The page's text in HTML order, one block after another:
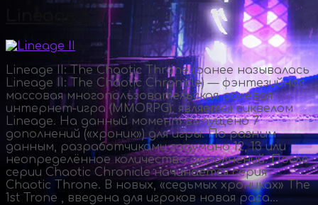
Lineage II: The Chaotic Throne (ранее называлась
Lineage II: The Chaotic Chronicle) — фэнтезийная
массовая многопользовательская ролевая
интернет-игра (MMORPG), является сиквелом
Lineage. На данный момент выпущено 7
дополнений («хроник») для игры. По разным
данным, разработчиками задумано 12, 13 или
неопределённое количество дополнений. После
серии Chaotic Chronicle начинается серия
Chaotic Throne. В новых, «седьмых хрониках» The
1st Trone , введена для игроков новая раса...